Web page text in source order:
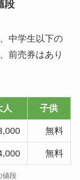
段
中学生以下の
前売券はあり
人 子供
無料
無料
値段